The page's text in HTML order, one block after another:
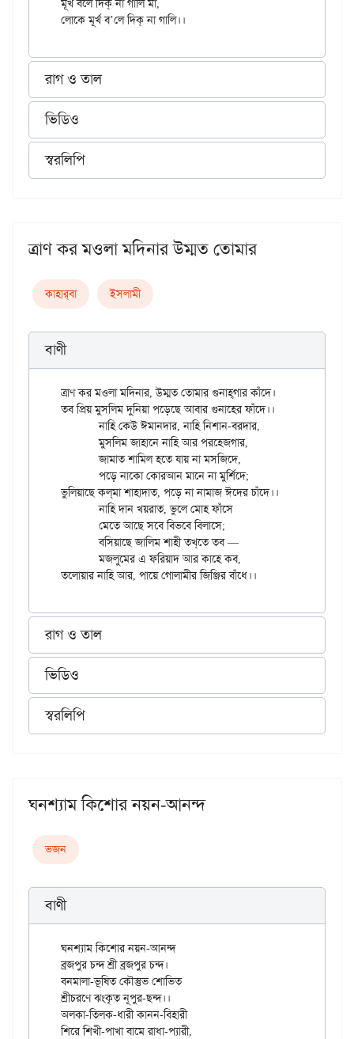
মূর্খ বলে দিক্‌ না গালি মা,
রাগ ও তাল
ভিডিও
স্বরলিপি
ত্রাণ কর মওলা মদিনার উম্মত তোমার
কাহার্‌বা ইসলামী
বাণী
ত্রাণ কর মওলা মদিনার, উম্মত তোমার গুনাহ্‌গার কাঁদে।
তব প্রিয় মুসলিম দুনিয়া পড়েছে আবার গুনাহের ফাঁদে।।
	নাহি কেউ ঈমানদার, নাহি নিশান-বরদার,
	মুসলিম জাহানে নাহি আর পরহেজগার,
	জামাত শামিল হতে যায় না মসজিদে,
ভুলিয়াছে কল্‌মা শাহাদাত, পড়ে না নামাজ ঈদের চাঁদে।।
	নাহি দান খয়রাত, ভুলে মোহ ফাঁসে
	বসিয়াছে জালিম শাহী তখ্‌তে তব —
	মজলুমের এ ফরিয়াদ আর কাহে কব,
রাগ ও তাল
ভিডিও
স্বরলিপি
ঘনশ্যাম কিশোর নয়ন-আনন্দ
ভজন
বাণী
ঘনশ্যাম কিশোর নয়ন-আনন্দ
ব্রজপুর চন্দ শ্রী ব্রজপুর চন্দ।
বনমালা-ভূষিত কৌস্তুভ শোভিত
শ্রীচরণে ঝংকৃত নূপুর-ছন্দ।।
অলকা-তিলক-ধারী কানন-বিহারী
শিরে শিখী-পাখা বামে রাধা-প্যারী,